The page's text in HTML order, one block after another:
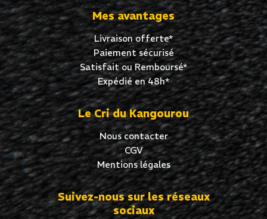
Mes avantages
Livraison offerte*
Paiement sécurisé
Satisfait ou Remboursé*
Expédié en 48h*
Le Cri du Kangourou
Nous contacter
CGV
Mentions légales
Suivez-nous sur les réseaux
sociaux